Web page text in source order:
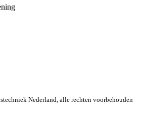
Nederland, alle rechten voorbehouden